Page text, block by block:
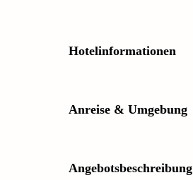
Hotelinformationen
Anreise & Umgebung
Angebotsbeschreibung